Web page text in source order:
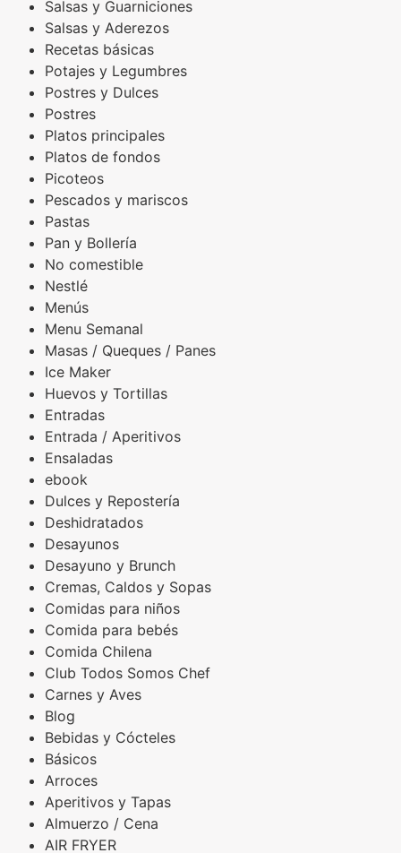
Salsas y Guarniciones
Salsas y Aderezos
Recetas básicas
Potajes y Legumbres
Postres y Dulces
Postres
Platos principales
Platos de fondos
Picoteos
Pescados y mariscos
Pastas
Pan y Bollería
No comestible
Nestlé
Menús
Menu Semanal
Masas / Queques / Panes
Ice Maker
Huevos y Tortillas
Entradas
Entrada / Aperitivos
Ensaladas
ebook
Dulces y Repostería
Deshidratados
Desayunos
Desayuno y Brunch
Cremas, Caldos y Sopas
Comidas para niños
Comida para bebés
Comida Chilena
Club Todos Somos Chef
Carnes y Aves
Blog
Bebidas y Cócteles
Básicos
Arroces
Aperitivos y Tapas
Almuerzo / Cena
AIR FRYER